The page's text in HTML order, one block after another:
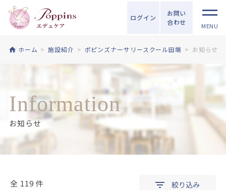
ログイン
お問い
合わせ
MENU
ホーム 施設紹介 ポピンズナーサリースクール田端 お知らせ
Information
お知らせ
全 119 件 絞り込み